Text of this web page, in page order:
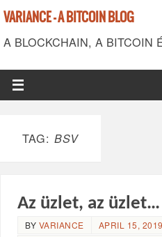
VARIANCE - A BITCOIN BLOG
A BLOCKCHAIN, A BITCOIN
TAG: BSV
Az üzlet, az üzlet…
BY VARIANCE
APRIL 15,